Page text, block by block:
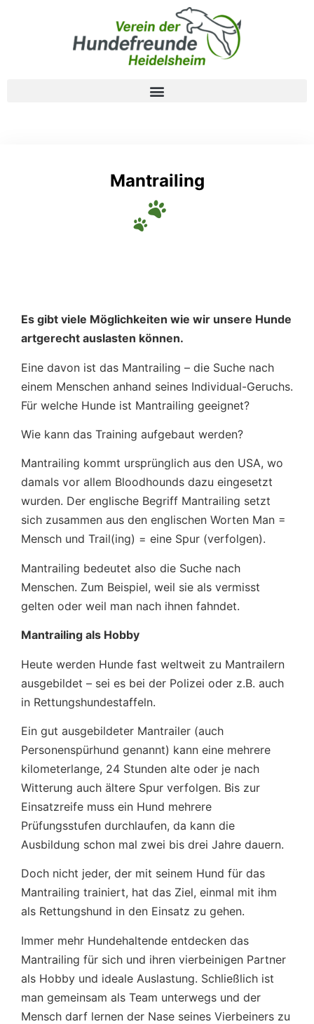
Mantrailing
Es gibt viele Möglichkeiten wie wir unsere Hunde
artgerecht auslasten können.
Eine davon ist das Mantrailing – die Suche nach
einem Menschen anhand seines Individual-Geruchs.
Für welche Hunde ist Mantrailing geeignet?
Wie kann das Training aufgebaut werden?
Mantrailing kommt ursprünglich aus den USA, wo
damals vor allem Bloodhounds dazu eingesetzt
wurden. Der englische Begriff Mantrailing setzt
sich zusammen aus den englischen Worten Man =
Mensch und Trail(ing) = eine Spur (verfolgen).
Mantrailing bedeutet also die Suche nach
Menschen. Zum Beispiel, weil sie als vermisst
gelten oder weil man nach ihnen fahndet.
Mantrailing als Hobby
Heute werden Hunde fast weltweit zu Mantrailern
ausgebildet – sei es bei der Polizei oder z.B. auch
in Rettungshundestaffeln.
Ein gut ausgebildeter Mantrailer (auch
Personenspürhund genannt) kann eine mehrere
kilometerlange, 24 Stunden alte oder je nach
Witterung auch ältere Spur verfolgen. Bis zur
Einsatzreife muss ein Hund mehrere
Prüfungsstufen durchlaufen, da kann die
Ausbildung schon mal zwei bis drei Jahre dauern.
Doch nicht jeder, der mit seinem Hund für das
Mantrailing trainiert, hat das Ziel, einmal mit ihm
als Rettungshund in den Einsatz zu gehen.
Immer mehr Hundehaltende entdecken das
Mantrailing für sich und ihren vierbeinigen Partner
als Hobby und ideale Auslastung. Schließlich ist
man gemeinsam als Team unterwegs und der
Mensch darf lernen der Nase seines Vierbeiners zu